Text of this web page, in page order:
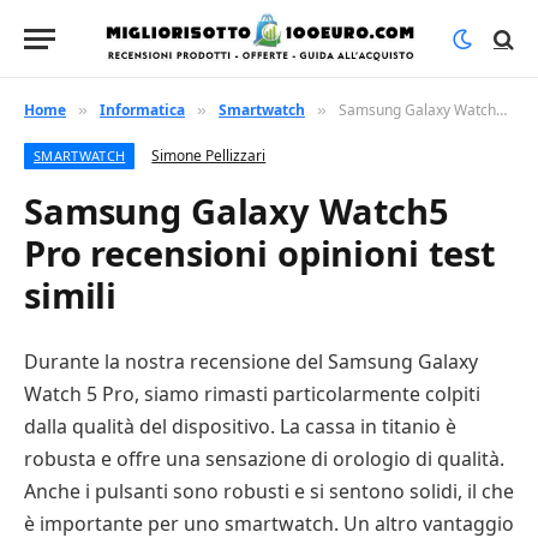
Home » Informatica » Smartwatch » Samsung Galaxy Watch5 Pro recensioni opinioni test simili
SMARTWATCH Simone Pellizzari
Samsung Galaxy Watch5
Pro recensioni opinioni test
simili
Durante la nostra recensione del Samsung Galaxy
Watch 5 Pro, siamo rimasti particolarmente colpiti
dalla qualità del dispositivo. La cassa in titanio è
robusta e offre una sensazione di orologio di qualità.
Anche i pulsanti sono robusti e si sentono solidi, il che
è importante per uno smartwatch. Un altro vantaggio